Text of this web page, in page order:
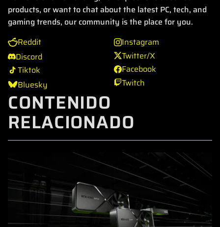
products, or want to chat about the latest PC, tech, and
gaming trends, our community is the place for you.
Reddit
Discord
Tiktok
Bluesky
Instagram
Twitter/X
Facebook
Twitch
CONTENIDO
RELACIONADO